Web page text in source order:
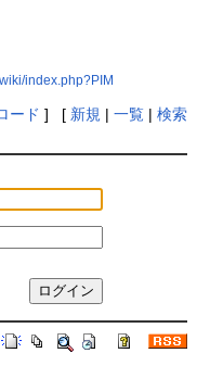
index.php?PIM
ード ] [ 新規 | 一覧| 検索